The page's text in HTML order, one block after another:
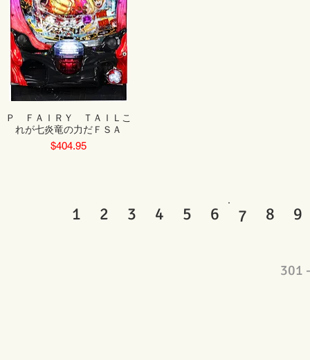
Ｐ ＦＡＩＲＹ ＴＡＩＬこ
れが七炎竜の力だＦＳＡ
Price
$404.95
1 2 3 4 5 6 7 8 9